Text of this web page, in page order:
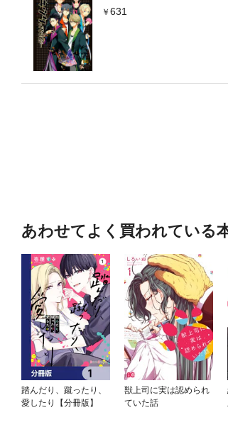
631
あわせてよく買われている
踏んだり、蹴ったり、
愛したり【分冊版】
獣上司に実は認められ
ていた話